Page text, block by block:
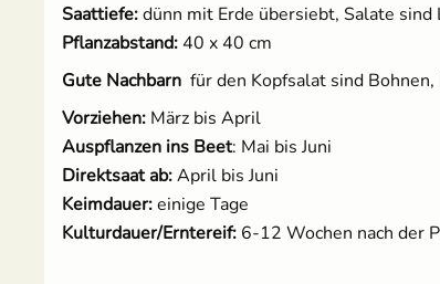
Saattiefe:dünn mit Erde übersiebt, Salate sind
Pflanzabstand:40 x 40 cm
Gute Nachbarn für den Kopfsalat sind
Vorziehen: März bis April
Auspflanzen ins Beet: Mai bis Juni
Direktsaat ab:April bis Juni
Keimdauer:einige Tage
Kulturdauer/Erntereif: 6-12 Wochen nach der